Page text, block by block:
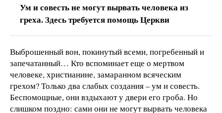
Ум и совесть не могут вырвать человека из
греха. Здесь требуется помощь Церкви
Выброшенный вон, покинутый всеми, погребенный и
запечатанный… Кто вспоминает еще о мертвом
человеке, христианине, замаранном всяческим
грехом? Только два слабых создания – ум и совесть.
Беспомощные, они вздыхают у двери его гроба. Но
слишком поздно: сами они не могут вырвать человека